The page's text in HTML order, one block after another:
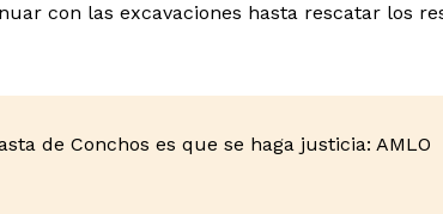
con las excavaciones hasta rescatar los
de Conchos es que se haga justicia: AMLO